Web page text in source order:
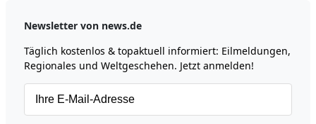
Newsletter von news.de
Täglich kostenlos & topaktuell informiert: Eilmeldungen,
Regionales und Weltgeschehen. Jetzt anmelden!